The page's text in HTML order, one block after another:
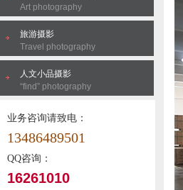
Art photography
旅游摄影
Travel photography
人文小品摄影
“find” photography
业务咨询请致电：
13486489501
QQ咨询：
16261010